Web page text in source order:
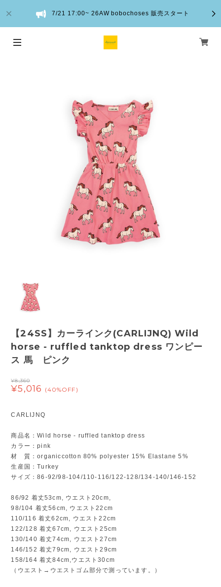
7/21 17:00~ 26AW bobochoses 販売スタート
【24SS】カーラインク(CARLIJNQ) Wild
horse - ruffled tanktop dress ワンピー
ス 馬 ピンク
¥8,360
¥5,016 (40%OFF)
CARLIJNQ
商品名：Wild horse - ruffled tanktop dress
カラー：pink
材 質：organiccotton 80% polyester 15% Elastane 5%
生産国：Turkey
サイズ：86-92/98-104/110-116/122-128/134-140/146-152
86/92 着丈53cm, ウエスト20cm,
98/104 着丈56cm, ウエスト22cm
110/116 着丈62cm, ウエスト22cm
122/128 着丈67cm, ウエスト25cm
130/140 着丈74cm, ウエスト27cm
146/152 着丈79cm, ウエスト29cm
158/164 着丈84cm,ウエスト30cm
（ウエスト→ウエストゴム部分で測っています。）